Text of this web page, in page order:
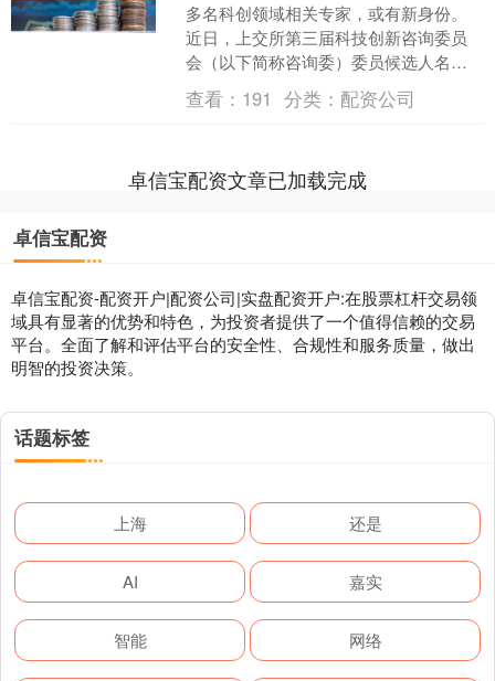
多名科创领域相关专家，或有新身份。
近日，上交所第三届科技创新咨询委员
会（以下简称咨询委）委员候选人名单
公示。中国证券报记者梳理发现，名单
共有60人，多为科创相....
查看： 191 分类： 配资公司
卓信宝配资文章已加载完成
卓信宝配资
卓信宝配资-配资开户|配资公司|实盘配资开户:在股票杠杆交易领
域具有显著的优势和特色，为投资者提供了一个值得信赖的交易
平台。全面了解和评估平台的安全性、合规性和服务质量，做出
明智的投资决策。
话题标签
上海 还是
AI 嘉实
智能 网络